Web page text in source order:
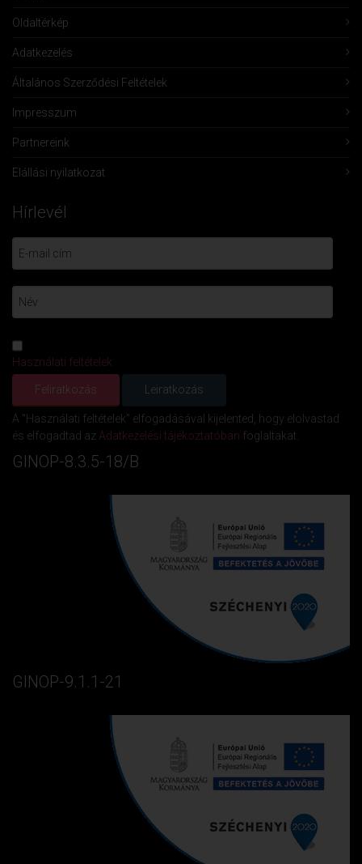
Oldaltérkép
Adatkezelés
Általános Szerződési Feltételek
Impresszum
Partnereink
Elállási nyilatkozat
Hírlevél
Használati feltételek
A "Használati feltételek" elfogadásával kijelented, hogy elolvastad
és elfogadtad az Adatkezelési tájékoztatóban foglaltakat.
GINOP-8.3.5-18/B
GINOP-9.1.1-21